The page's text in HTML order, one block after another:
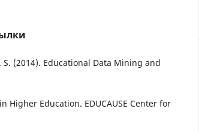
S. (2014). Educational Data Mining and
Higher Education. EDUCAUSE Center for